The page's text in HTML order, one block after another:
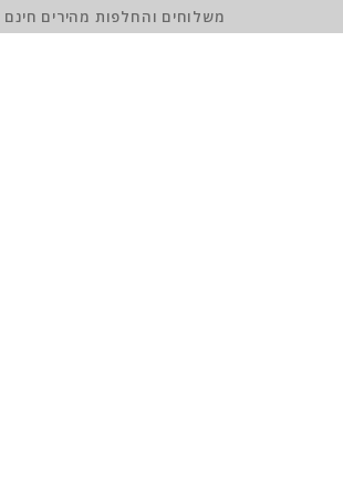
משלוחים והחלפות מהירים חינם